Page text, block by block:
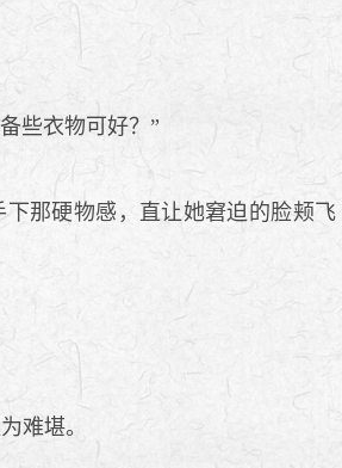
些衣物可好？”
那硬物感，直让她窘迫的脸颊飞
难堪。